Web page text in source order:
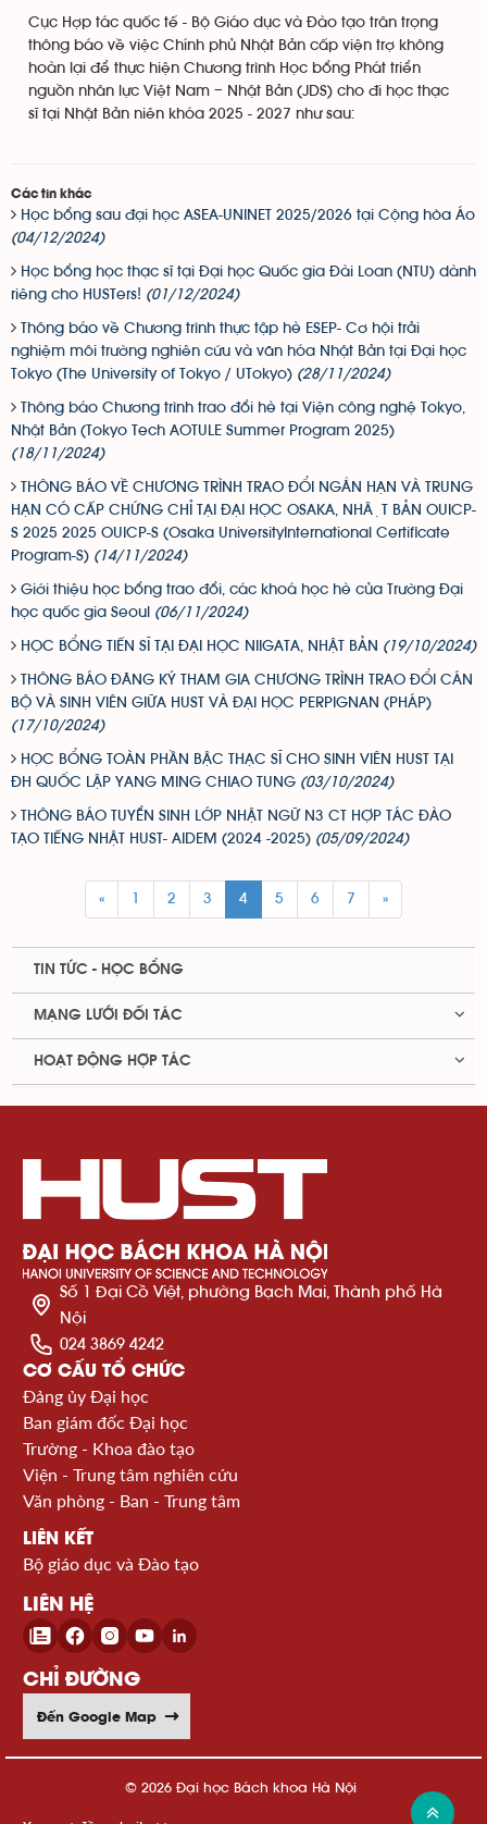
Cục Hợp tác quốc tế - Bộ Giáo dục và Đào tạo trân trọng
thông báo về việc Chính phủ Nhật Bản cấp viện trợ không
hoàn lại để thực hiện Chương trình Học bổng Phát triển
nguồn nhân lực Việt Nam – Nhật Bản (JDS) cho đi học thạc
sĩ tại Nhật Bản niên khóa 2025 - 2027 như sau:
Các tin khác
Học bổng sau đại học ASEA-UNINET 2025/2026 tại Cộng hòa Áo
(04/12/2024)
Học bổng học thạc sĩ tại Đại học Quốc gia Đài Loan (NTU) dành
riêng cho HUSTers! (01/12/2024)
Thông báo về Chương trình thực tập hè ESEP- Cơ hội trải
nghiệm môi trường nghiên cứu và văn hóa Nhật Bản tại Đại học
Tokyo (The University of Tokyo / UTokyo) (28/11/2024)
Thông báo Chương trình trao đổi hè tại Viện công nghệ Tokyo,
Nhật Bản (Tokyo Tech AOTULE Summer Program 2025)
(18/11/2024)
THÔNG BÁO VỀ CHƯƠNG TRÌNH TRAO ĐỔI NGẮN HẠN VÀ TRUNG
HẠN CÓ CẤP CHỨNG CHỈ TẠI ĐẠI HỌC OSAKA, NHẬT BẢN OUICP-
S 2025 2025 OUICP-S (Osaka UniversityInternational Certificate
Program-S) (14/11/2024)
Giới thiệu học bổng trao đổi, các khoá học hè của Trường Đại
học quốc gia Seoul (06/11/2024)
HỌC BỔNG TIẾN SĨ TẠI ĐẠI HỌC NIIGATA, NHẬT BẢN (19/10/2024)
THÔNG BÁO ĐĂNG KÝ THAM GIA CHƯƠNG TRÌNH TRAO ĐỔI CÁN
BỘ VÀ SINH VIÊN GIỮA HUST VÀ ĐẠI HỌC PERPIGNAN (PHÁP)
(17/10/2024)
HỌC BỔNG TOÀN PHẦN BẬC THẠC SĨ CHO SINH VIÊN HUST TẠI
ĐH QUỐC LẬP YANG MING CHIAO TUNG (03/10/2024)
THÔNG BÁO TUYỂN SINH LỚP NHẬT NGỮ N3 CT HỢP TÁC ĐÀO
TẠO TIẾNG NHẬT HUST- AIDEM (2024 -2025) (05/09/2024)
« 2 3 4 5 6 7 »
TIN TỨC - HỌC BỔNG
MẠNG LƯỚI ĐỐI TÁC
HOẠT ĐỘNG HỢP TÁC
Số 1 Đại Cồ Việt, phường Bạch Mai, Thành phố Hà
Nội
024 3869 4242
CƠ CẤU TỔ CHỨC
Đảng ủy Đại học
Ban giám đốc Đại học
Trường - Khoa đào tạo
Viện - Trung tâm nghiên cứu
Văn phòng - Ban - Trung tâm
LIÊN KẾT
Bộ giáo dục và Đào tạo
LIÊN HỆ
CHỈ ĐƯỜNG
Đến Google Map
© 2026 Đại học Bách khoa Hà Nội